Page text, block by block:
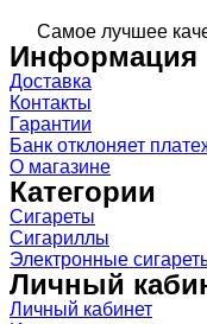
Самое лучшее
Информация
Доставка
Контакты
Гарантии
Банк отклоняет
О магазине
Категории
Сигареты
Сигариллы
Электронные
Личный
Личный кабинет